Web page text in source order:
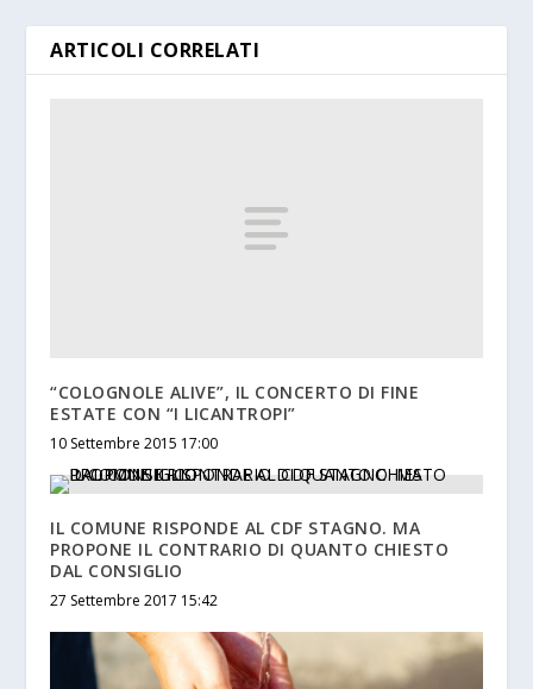
ARTICOLI CORRELATI
“COLOGNOLE ALIVE”, IL CONCERTO DI FINE
ESTATE CON “I LICANTROPI”
10 Settembre 2015 17:00
IL COMUNE RISPONDE AL CDF STAGNO. MA
PROPONE IL CONTRARIO DI QUANTO CHIESTO
DAL CONSIGLIO
27 Settembre 2017 15:42